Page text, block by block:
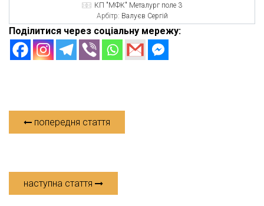
КП "МФК" Металург поле 3
Арбітр: Валуєв Сергій
Поділитися через соціальну мережу:
попередня стаття
наступна стаття